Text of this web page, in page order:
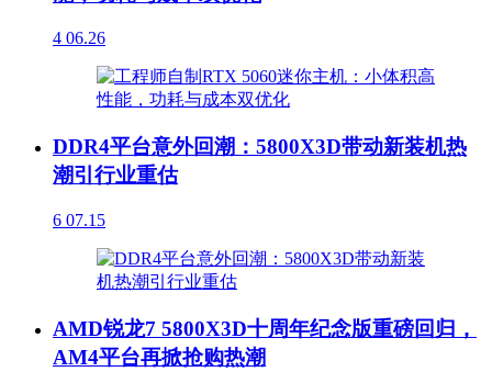
4 06.26
DDR4平台意外回潮：5800X3D带动新装机热
潮引行业重估
6 07.15
AMD锐龙7 5800X3D十周年纪念版重磅回归，
AM4平台再掀抢购热潮